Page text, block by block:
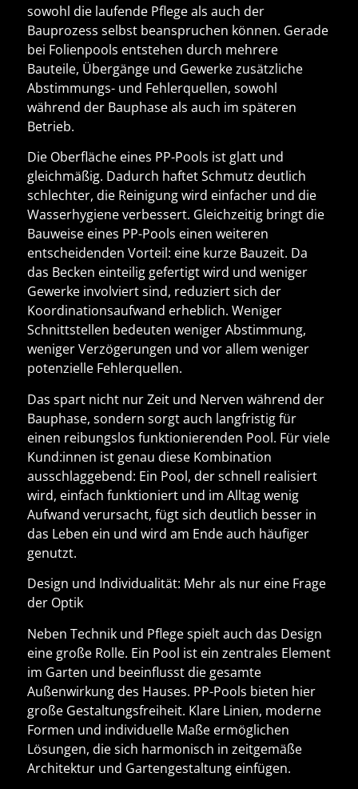
sowohl die laufende Pflege als auch der
Bauprozess selbst beanspruchen können. Gerade
bei Folienpools entstehen durch mehrere
Bauteile, Übergänge und Gewerke zusätzliche
Abstimmungs- und Fehlerquellen, sowohl
während der Bauphase als auch im späteren
Betrieb.
Die Oberfläche eines PP-Pools ist glatt und
gleichmäßig. Dadurch haftet Schmutz deutlich
schlechter, die Reinigung wird einfacher und die
Wasserhygiene verbessert. Gleichzeitig bringt die
Bauweise eines PP-Pools einen weiteren
entscheidenden Vorteil: eine kurze Bauzeit. Da
das Becken einteilig gefertigt wird und weniger
Gewerkeinvolviert sind, reduziert sich der
Koordinationsaufwand erheblich. Weniger
Schnittstellen bedeuten weniger Abstimmung,
weniger Verzögerungen und vor allem weniger
potenzielle Fehlerquellen.
Das spart nicht nur Zeit und Nerven während der
Bauphase, sondern sorgt auch langfristig für
einen reibungslos funktionierenden Pool. Für viele
Kund:innen ist genau diese Kombination
ausschlaggebend: Ein Pool, der schnell realisiert
wird, einfach funktioniert und im Alltag wenig
Aufwand verursacht, fügt sich deutlich besser in
das Leben ein und wird am Ende auch häufiger
genutzt.
Design und Individualität: Mehr als nur eine Frage
der Optik
Neben Technik und Pflege spielt auch das Design
eine große Rolle. Ein Pool ist ein zentrales Element
im Garten und beeinflusst die gesamte
Außenwirkung des Hauses. PP-Pools bieten hier
große Gestaltungsfreiheit. Klare Linien, moderne
Formen und individuelle Maße ermöglichen
Lösungen, die sich harmonisch in zeitgemäße
Architektur und Gartengestaltung einfügen.